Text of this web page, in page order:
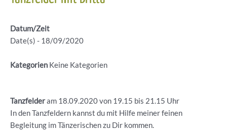
Datum/Zeit
Date(s) - 18/09/2020
Kategorien Keine Kategorien
Tanzfelderam 18.09.2020 von 19.15 bis 21.15 Uhr
In den Tanzfeldern kannst du mit Hilfe meiner feinen
Begleitung im Tänzerischen zu Dir kommen.